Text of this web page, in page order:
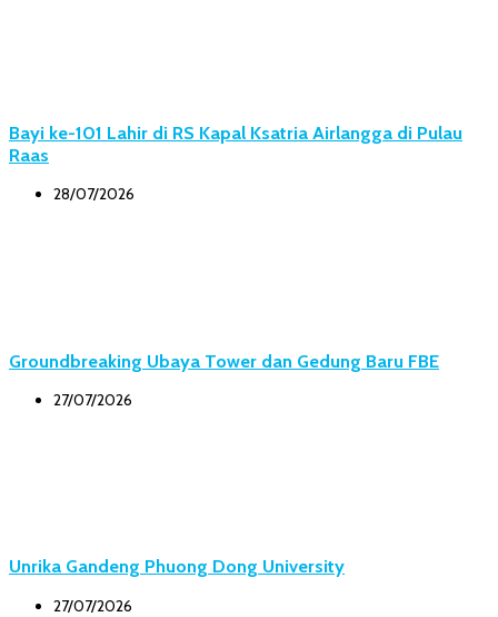
Bayi ke-101 Lahir di RS Kapal Ksatria Airlangga di Pulau
Raas
28/07/2026
Groundbreaking Ubaya Tower dan Gedung Baru FBE
27/07/2026
Unrika Gandeng Phuong Dong University
27/07/2026